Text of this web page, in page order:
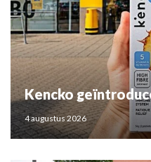
Kencko
4 augustus 2026